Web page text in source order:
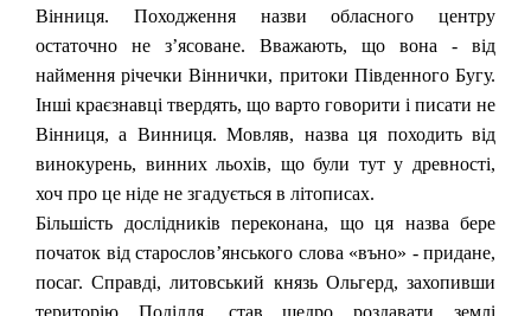
Вінниця. Походження назви обласного центру
остаточно не з’ясоване. Вважають, що вона - від
наймення річечки Віннички, притоки Південного Бугу.
Інші краєзнавці твердять, що варто говорити і писати не
Вінниця, а Винниця. Мовляв, назва ця походить від
винокурень, винних льохів, що були тут у древності,
хоч про це ніде не згадується в літописах.
Більшість дослідників переконана, що ця назва бере
початок від старослов’янського слова «въно» - придане,
посаг. Справді, литовський князь Ольгерд, захопивши